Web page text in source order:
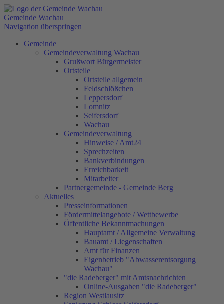
Gemeinde Wachau
Navigation überspringen
Gemeinde
Gemeindeverwaltung Wachau
Grußwort Bürgermeister
Ortsteile
Ortsteile allgemein
Feldschlößchen
Leppersdorf
Lomnitz
Seifersdorf
Wachau
Gemeindeverwaltung
Hinweise / Amt24
Sprechzeiten
Bankverbindungen
Erreichbarkeit
Mitarbeiter
Partnergemeinde - Gemeinde Berg
Aktuelles
Presseinformationen
Fördermittelangebote / Wettbewerbe
Öffentliche Bekanntmachungen
Hauptamt / Allgemeine Verwaltung
Bauamt / Liegenschaften
Amt für Finanzen
Eigenbetrieb "Abwasserentsorgung
Wachau"
"die Radeberger" mit Amtsnachrichten
Online-Ausgaben "die Radeberger"
Region Westlausitz